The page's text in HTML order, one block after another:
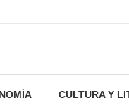
CULTURA Y